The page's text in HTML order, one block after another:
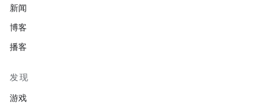
新闻
博客
播客
发现
游戏